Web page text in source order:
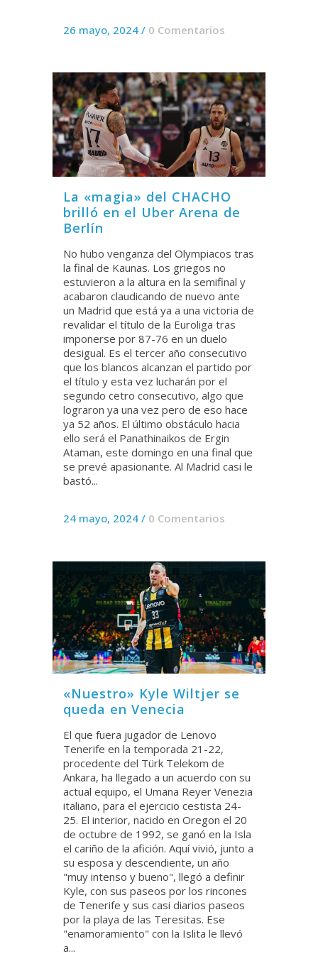
26 mayo, 2024 / 0 Comentarios
La «magia» del CHACHO
brilló en el Uber Arena de
Berlín
No hubo venganza del Olympiacos tras
la final de Kaunas. Los griegos no
estuvieron a la altura en la semifinal y
acabaron claudicando de nuevo ante
un Madrid que está ya a una victoria de
revalidar el título de la Euroliga tras
imponerse por 87-76 en un duelo
desigual. Es el tercer año consecutivo
que los blancos alcanzan el partido por
el título y esta vez lucharán por el
segundo cetro consecutivo, algo que
lograron ya una vez pero de eso hace
ya 52 años. El último obstáculo hacia
ello será el Panathinaikos de Ergin
Ataman, este domingo en una final que
se prevé apasionante. Al Madrid casi le
bastó...
24 mayo, 2024 / 0 Comentarios
«Nuestro» Kyle Wiltjer se
queda en Venecia
El que fuera jugador de Lenovo
Tenerife en la temporada 21-22,
procedente del Türk Telekom de
Ankara, ha llegado a un acuerdo con su
actual equipo, el Umana Reyer Venezia
italiano, para el ejercicio cestista 24-
25. El interior, nacido en Oregon el 20
de octubre de 1992, se ganó en la Isla
el cariño de la afición. Aquí vivió, junto a
su esposa y descendiente, un año
"muy intenso y bueno", llegó a definir
Kyle, con sus paseos por los rincones
de Tenerife y sus casi diarios paseos
por la playa de las Teresitas. Ese
"enamoramiento" con la Islita le llevó
a...